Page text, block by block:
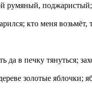
румяный, поджаристый;
кто меня возьмёт,
в печку тянуться;
золотые яблочки;